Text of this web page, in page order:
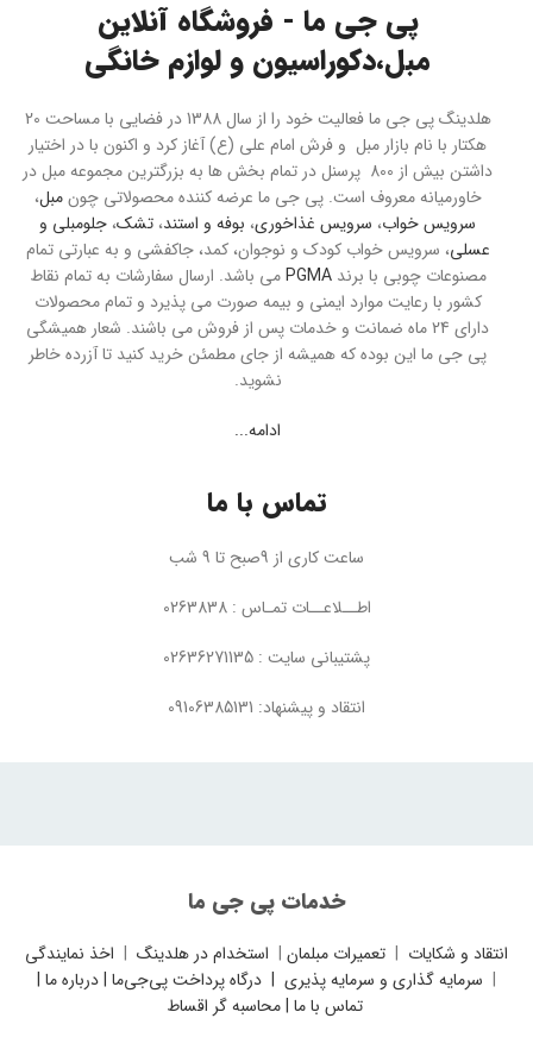
پی جی ما - فروشگاه آنلاین
مبل،دکوراسیون و لوازم خانگی
هلدینگ پی جی ما فعالیت خود را از سال 1388 در فضایی با مساحت 20
هکتار با نام بازار مبل و فرش امام علی (ع) آغاز کرد و اکنون با در اختیار
داشتن بیش از 800 پرسنل در تمام بخش ها به بزرگترین مجموعه مبل در
خاورمیانه معروف است. پی جی ما عرضه کننده محصولاتی چونمبل،
سرویس خواب، سرویس غذاخوری، بوفه و استند، تشک، جلومبلی و
عسلی، سرویس خواب کودک و نوجوان، کمد، جاکفشی و به عبارتی تمام
مصنوعات چوبی با برندPGMAمی باشد. ارسال سفارشات به تمام نقاط
کشور با رعایت موارد ایمنی و بیمه صورت می پذیرد و تمام محصولات
دارای 24 ماه ضمانت و خدمات پس از فروش می باشند. شعار همیشگی
پی جی ما این بوده که همیشه از جای مطمئن خرید کنید تا آزرده خاطر
نشوید.
ادامه...
تماس با ما
ساعت کاری از 9صبح تا 9 شب
اطــلاعــات تمـاس : 0263838
پشتیبانی سایت : 02636271135
انتقاد و پیشنهاد: 09106385131
خدمات پی جی ما
انتقاد و شکایات | تعمیرات مبلمان | استخدام در هلدینگ | اخذ نمایندگی
| سرمایه گذاری و سرمایه پذیری | درگاه پرداخت پی‌جی‌ما |درباره ما |
تماس با ما | محاسبه گر اقساط